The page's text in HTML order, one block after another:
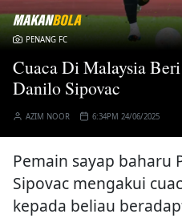
PENANG FC
Cuaca Di Malaysia
Danilo Sipovac
AZIM NOOR 6:34PM 24/06/2025
Pemain sayap baharu
Sipovac mengakui
kepada beliau